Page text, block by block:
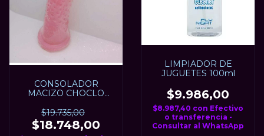
CONSOLADOR
MACIZO CHOCLO
PERLADO
$19.735,00
$18.748,00
LIMPIADOR DE
JUGUETES 100ml
$9.986,00
$8.987,40 con Efectivo
o transferencia -
Consultar al WhatsApp